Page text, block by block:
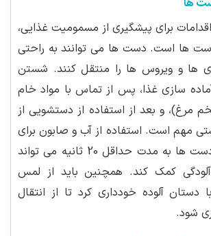
ها
برای پیشگیری از مسمومیت غذایی،
ها است. دست ها می توانند به راحتی
ها و ویروس ها را منتقل کنند. شستن
سازی غذا، پس از تماس با مواد خام
مرغ)، و بعد از استفاده از دستشویی از
مهم است. استفاده از آب و صابون برای
شستشوی کامل دست ها به مدت حداقل 20 ثانیه می تواند
کمک کند. همچنین باید از لمس
آلوده خودداری کرد تا از انتقال
شود.